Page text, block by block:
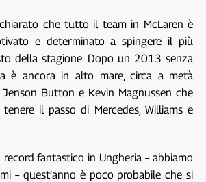
che tutto il team in McLaren è
e determinato a spingere il più
della stagione. Dopo un 2013 senza
è ancora in alto mare, circa a metà
Button e Kevin Magnussen che
il passo di Mercedes, Williams e
record fantastico in Ungheria – abbiamo
– quest’anno è poco probabile che si